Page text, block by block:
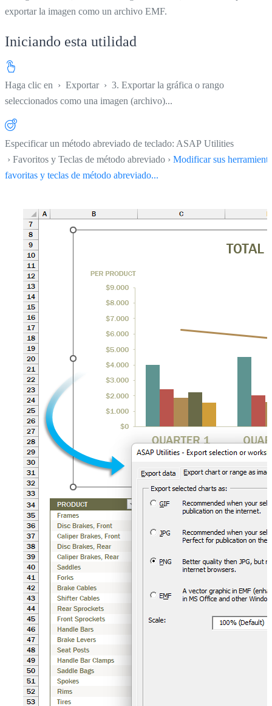
exportar la imagen como un archivo EMF.
Iniciando esta utilidad
Haga clic en › Exportar› 3. Exportar la gráfica o rango
seleccionados como una imagen (archivo)...
Especificar un método abreviado de teclado: ASAP Utilities
› Favoritos y Teclas de método abreviado › Modificar sus
favoritas y teclas de método abreviado...